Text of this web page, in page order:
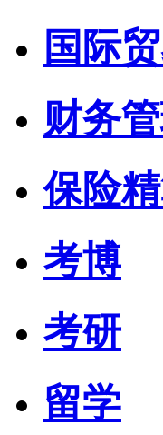
国际
财务
保险
考博
考研
留学